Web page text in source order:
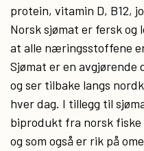
protein, vitamin D, B12,
Norsk sjømat er fersk
at alle næringsstoffene
Sjømat er en avgjørende
og ser tilbake langs
hver dag. I tillegg til
biprodukt fra norsk fiske
og som også er rik på